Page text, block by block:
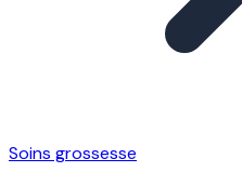
Soins grossesse